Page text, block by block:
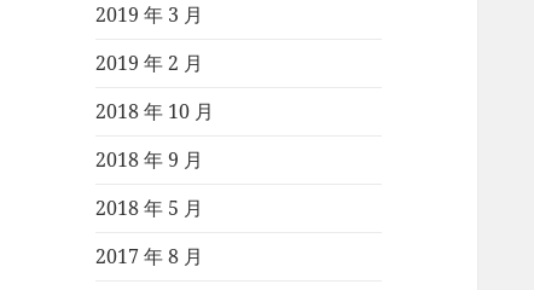
2019 年 3 月
2019 年 2 月
2018 年 10 月
2018 年 9 月
2018 年 5 月
2017 年 8 月